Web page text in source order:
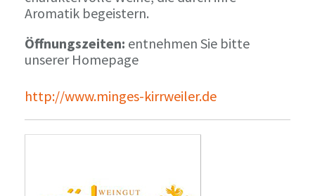
Aromatik begeistern.
Öffnungszeiten: entnehmen Sie bitte
unserer Homepage
http://www.minges-kirrweiler.de